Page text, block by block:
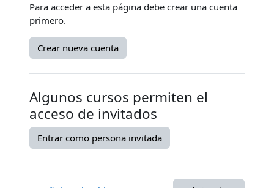
Para acceder a esta página debe crear una cuenta
primero.
Crear nueva cuenta
Algunos cursos permiten el
acceso de invitados
Entrar como persona invitada